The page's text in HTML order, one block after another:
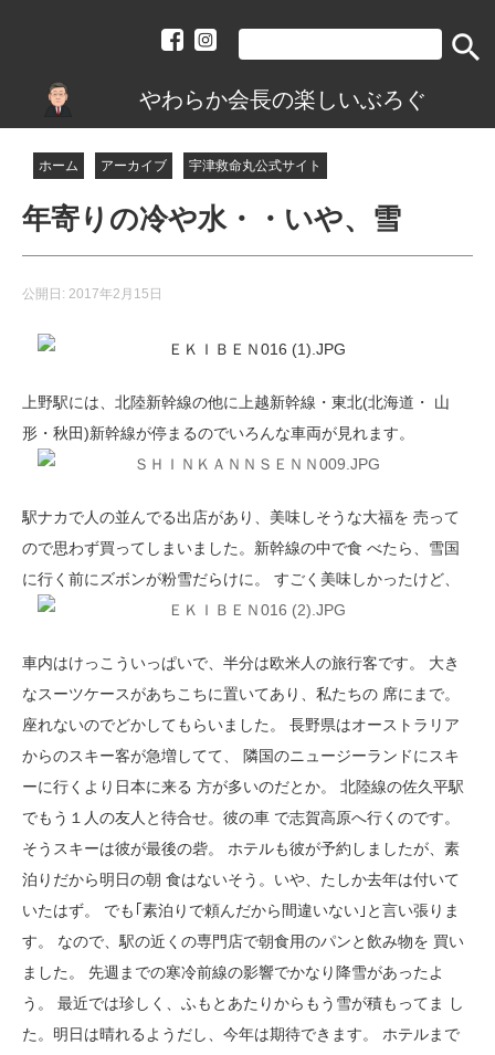
search
やわらか会長の楽しいぶろぐ
ホーム アーカイブ 宇津救命丸公式サイト
年寄りの冷や水・・いや、雪
公開日: 2017年2月15日
上野駅には、北陸新幹線の他に上越新幹線・東北(北海道・ 山
形・秋田)新幹線が停まるのでいろんな車両が見れます。
駅ナカで人の並んでる出店があり、美味しそうな大福を 売って
ので思わず買ってしまいました。新幹線の中で食 べたら、雪国
に行く前にズボンが粉雪だらけに。 すごく美味しかったけど、
車内はけっこういっぱいで、半分は欧米人の旅行客です。 大き
なスーツケースがあちこちに置いてあり、私たちの 席にまで。
座れないのでどかしてもらいました。 長野県はオーストラリア
からのスキー客が急増してて、 隣国のニュージーランドにスキ
ーに行くより日本に来る 方が多いのだとか。 北陸線の佐久平駅
でもう１人の友人と待合せ。彼の車 で志賀高原へ行くのです。
そうスキーは彼が最後の砦。 ホテルも彼が予約しましたが、素
泊りだから明日の朝 食はないそう。いや、たしか去年は付いて
いたはず。 でも｢素泊りで頼んだから間違いない｣と言い張りま
す。 なので、駅の近くの専門店で朝食用のパンと飲み物を 買い
ました。 先週までの寒冷前線の影響でかなり降雪があったよ
う。 最近では珍しく、ふもとあたりからもう雪が積もってま し
た。明日は晴れるようだし、今年は期待できます。 ホテルまで